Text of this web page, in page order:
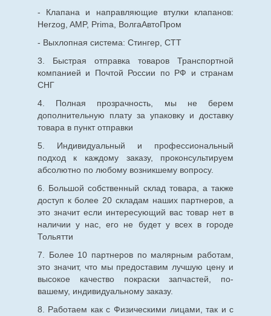
- Клапана и направляющие втулки клапанов:
Herzog, AMP, Prima, ВолгаАвтоПром
- Выхлопная система: Стингер, СТТ
3. Быстрая отправка товаров Транспортной
компанией и Почтой России по РФ и странам
СНГ
4. Полная прозрачность, мы не берем
дополнительную плату за упаковку и доставку
товара в пункт отправки
5. Индивидуальный и профессиональный
подход к каждому заказу, проконсультируем
абсолютно по любому возникшему вопросу.
6. Большой собственный склад товара, а также
доступ к более 20 складам наших партнеров, а
это значит если интересующий вас товар нет в
наличии у нас, его не будет у всех в городе
Тольятти
7. Более 10 партнеров по малярным работам,
это значит, что мы предоставим лучшую цену и
высокое качество покраски запчастей, по-
вашему, индивидуальному заказу.
8. Работаем как с Физическими лицами, так и с